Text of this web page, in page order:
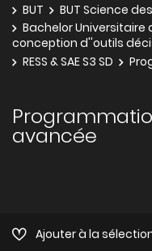
BUT
BUT Science
Bachelor Universitaire
conception d''outils
RESS & SAE S3 SD
avancée
Ajouter à la